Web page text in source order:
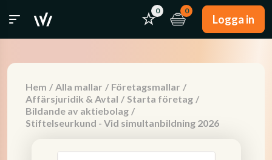
0 0
Logga in
Hem / Alla mallar / Företagsmallar /
Affärsjuridik & Avtal / Starta företag /
Bildande av aktiebolag /
Stiftelseurkund - Vid simultanbildning 2026